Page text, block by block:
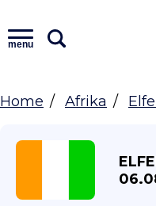
menu
Home Afrika